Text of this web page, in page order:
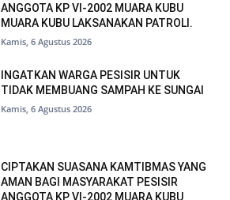
ANGGOTA KP VI-2002 MUARA KUBU
MUARA KUBU LAKSANAKAN PATROLI.
Kamis, 6 Agustus 2026
INGATKAN WARGA PESISIR UNTUK
TIDAK MEMBUANG SAMPAH KE SUNGAI
Kamis, 6 Agustus 2026
CIPTAKAN SUASANA KAMTIBMAS YANG
AMAN BAGI MASYARAKAT PESISIR
ANGGOTA KP VI-2002 MUARA KUBU